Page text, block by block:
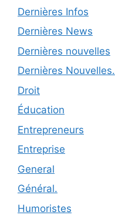
Dernières Infos
Dernières News
Dernières nouvelles
Dernières Nouvelles.
Droit
Éducation
Entrepreneurs
Entreprise
General
Général.
Humoristes